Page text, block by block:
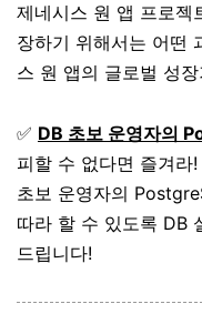
제네시스 원 앱 프로젝
장하기 위해서는 어떤
스 원 앱의 글로벌 성
✅ DB 초보 운영자의
피할 수 없다면 즐겨라
초보 운영자의
따라 할 수 있도록 DB
드립니다!